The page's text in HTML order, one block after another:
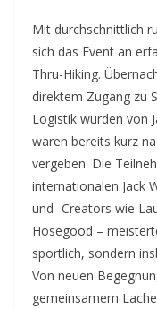
Mit durchschnittlich
sich das Event an
Thru-Hiking.
direktem Zugang zu
Logistik wurden von
waren bereits kurz
vergeben. Die
internationalen Jack
und -Creators wie
Hosegood –
sportlich, sondern
Von neuen
gemeinsamem